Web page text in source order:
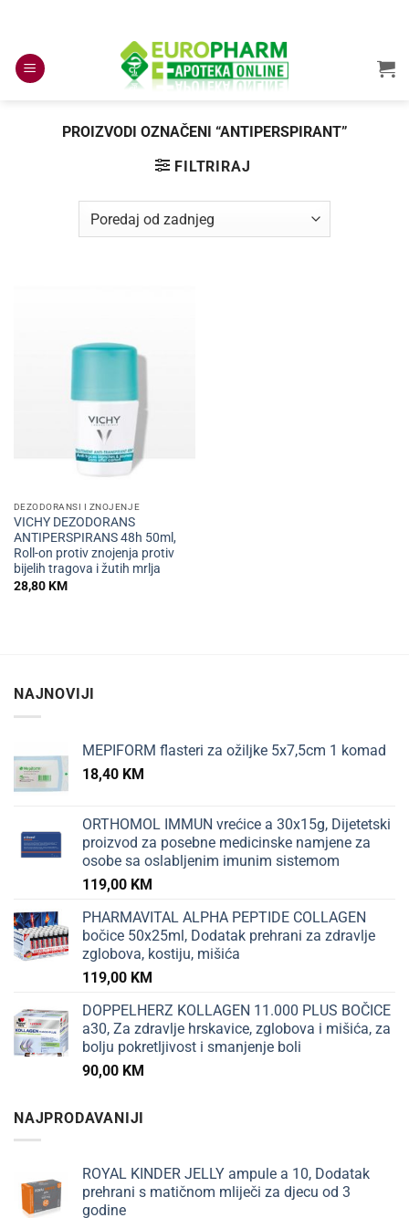
content
PROIZVODI OZNAČENI “ANTIPERSPIRANT”
FILTRIRAJ
DEZODORANSI I ZNOJENJE
VICHY DEZODORANS
ANTIPERSPIRANS 48h 50ml,
Roll-on protiv znojenja protiv
bijelih tragova i žutih mrlja
28,80KM
NAJNOVIJI
MEPIFORM flasteri za ožiljke 5x7,5cm 1 komad
18,40 KM
ORTHOMOL IMMUN vrećice a 30x15g, Dijetetski
proizvod za posebne medicinske namjene za
osobe sa oslabljenim imunim sistemom
119,00 KM
PHARMAVITAL ALPHA PEPTIDE COLLAGEN
bočice 50x25ml, Dodatak prehrani za zdravlje
zglobova, kostiju, mišića
119,00 KM
DOPPELHERZ KOLLAGEN 11.000 PLUS BOČICE
a30, Za zdravlje hrskavice, zglobova i mišića, za
bolju pokretljivost i smanjenje boli
90,00 KM
NAJPRODAVANIJI
ROYAL KINDER JELLY ampule a 10, Dodatak
prehrani s matičnom mliječi za djecu od 3
godine